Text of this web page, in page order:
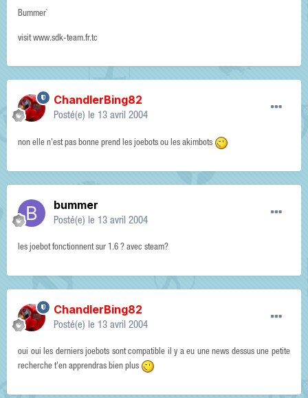
Bummer`
visit www.sdk-team.fr.tc
ChandlerBing82
Posté(e) le 13 avril 2004
non elle n'est pas bonne prend les joebots ou les akimbots
bummer
Posté(e) le 13 avril 2004
les joebot fonctionnent sur 1.6 ? avec steam?
ChandlerBing82
Posté(e) le 13 avril 2004
oui oui les derniers joebots sont compatible il y a eu une news dessus une petite
recherche t'en apprendras bien plus